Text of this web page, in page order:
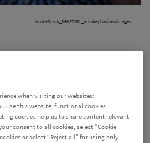
AdobeStock_56637151_monkeybusinessimages
– wie
when visiting our websites:
use this website, functional cookies
cookies help us to share content relevant
consent to all cookies, select “Cookie
or select “Reject all” for using only